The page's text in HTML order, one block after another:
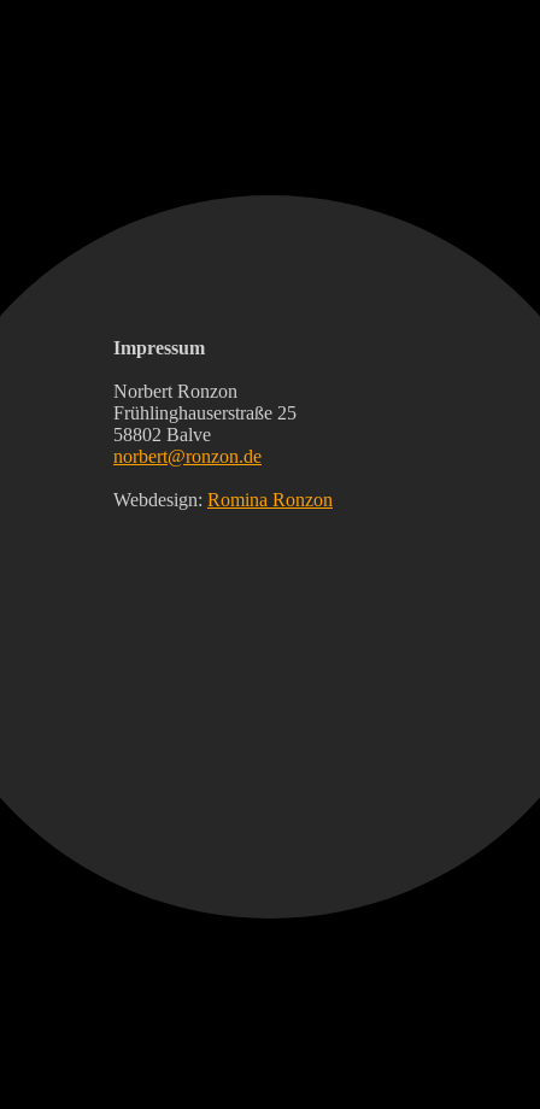
Impressum
Norbert Ronzon
Frühlinghauserstraße 25
58802 Balve
norbert@ronzon.de
Webdesign: Romina Ronzon